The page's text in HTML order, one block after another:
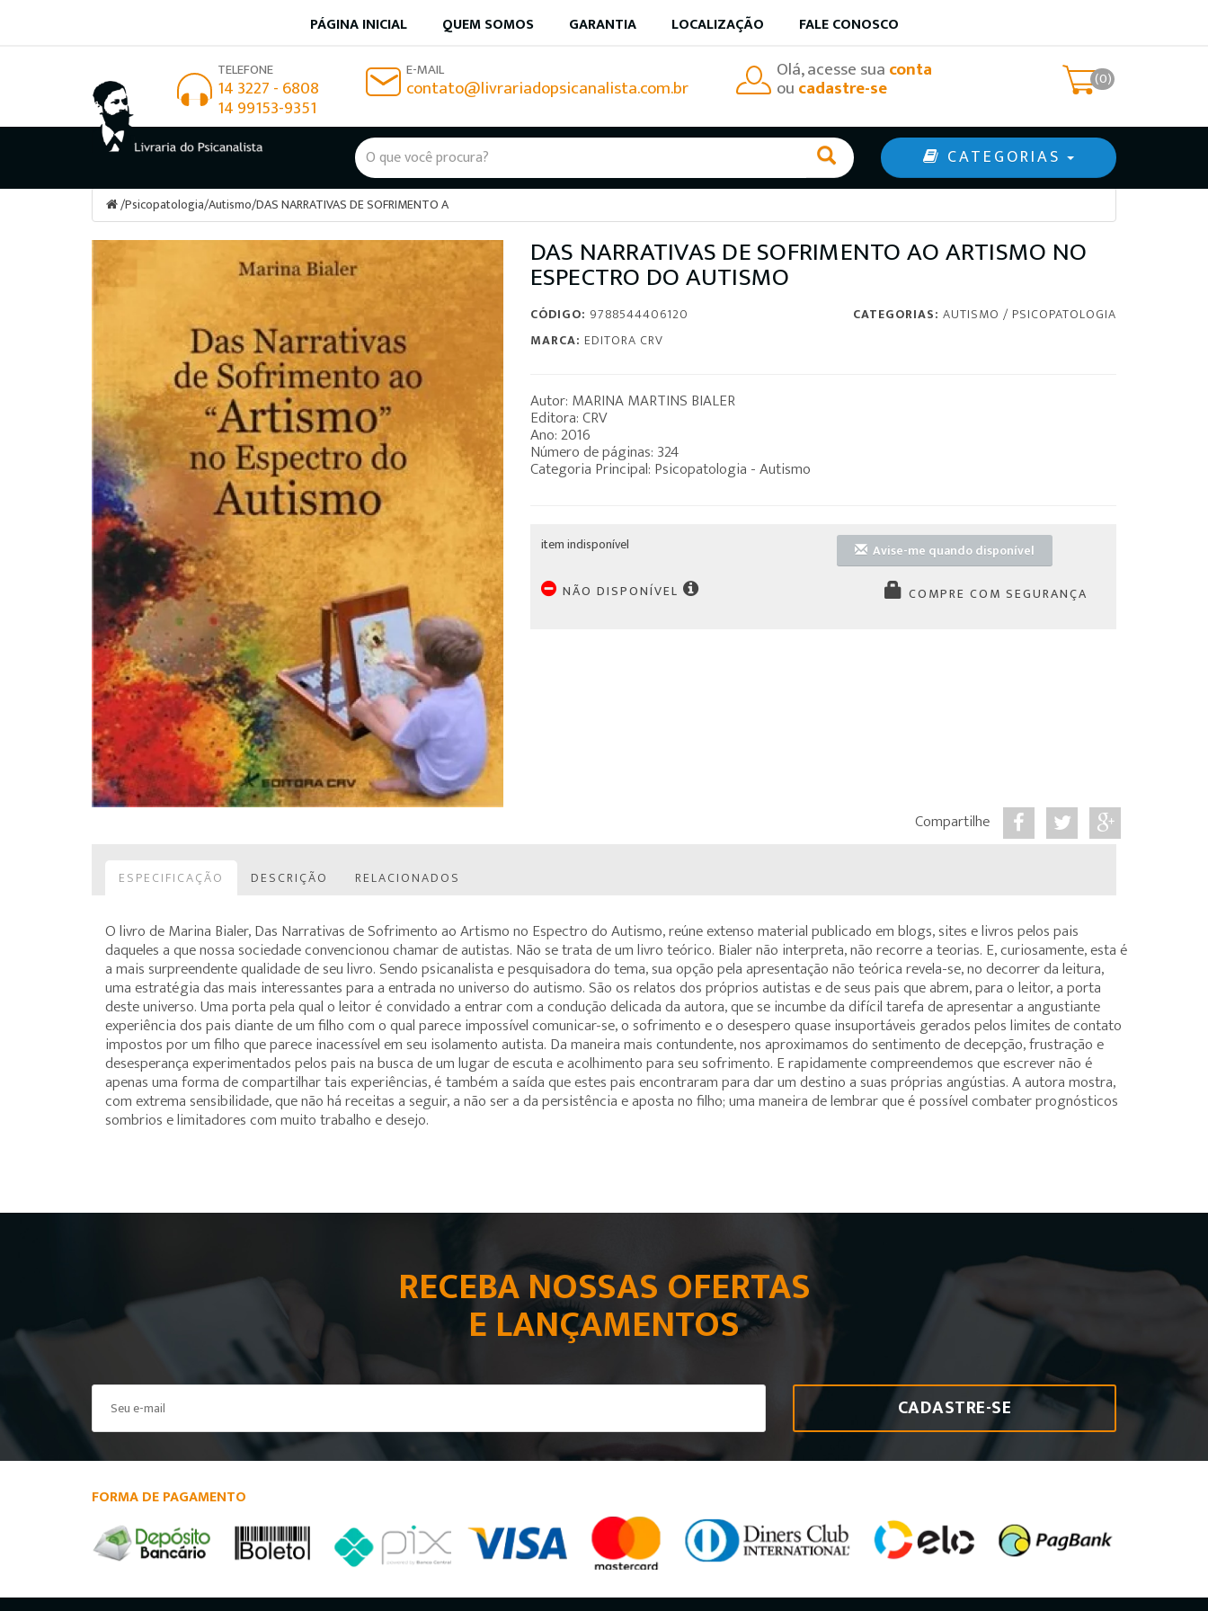
PÁGINA INICIAL QUEM SOMOS GARANTIA LOCALIZAÇÃO FALE CONOSCO
TELEFONE
14 3227 - 6808
14 99153-9351
E-MAIL
contato@livrariadopsicanalista.com.br
Olá, acesse suaconta
oucadastre-se (0)
CATEGORIAS
/Psicopatologia/Autismo/DAS NARRATIVAS DE SOFRIMENTO A
DAS NARRATIVAS DE SOFRIMENTO AO ARTISMO NO
ESPECTRO DO AUTISMO
CÓDIGO: 9788544406120 CATEGORIAS: AUTISMO / PSICOPATOLOGIA
MARCA: EDITORA CRV
Autor: MARINA MARTINS BIALER
Editora: CRV
Ano: 2016
Número de páginas: 324
Categoria Principal: Psicopatologia - Autismo
item indisponível
Avise-me quando disponível
NÃO DISPONÍVEL
COMPRE COM SEGURANÇA
Compartilhe
ESPECIFICAÇÃO DESCRIÇÃO RELACIONADOS
O livro de Marina Bialer, Das Narrativas de Sofrimento ao Artismo no Espectro do Autismo, reúne extenso material publicado em blogs, sites e livros pelos pais
daqueles a que nossa sociedade convencionou chamar de autistas. Não se trata de um livro teórico. Bialer não interpreta, não recorre a teorias. E, curiosamente, esta é
a mais surpreendente qualidade de seu livro. Sendo psicanalista e pesquisadora do tema, sua opção pela apresentação não teórica revela-se, no decorrer da leitura,
uma estratégia das mais interessantes para a entrada no universo do autismo. São os relatos dos próprios autistas e de seus pais que abrem, para o leitor, a porta
deste universo. Uma porta pela qual o leitor é convidado a entrar com a condução delicada da autora, que se incumbe da difícil tarefa de apresentar a angustiante
experiência dos pais diante de um filho com o qual parece impossível comunicar-se, o sofrimento e o desespero quase insuportáveis gerados pelos limites de contato
impostos por um filho que parece inacessível em seu isolamento autista. Da maneira mais contundente, nos aproximamos do sentimento de decepção, frustração e
desesperança experimentados pelos pais na busca de um lugar de escuta e acolhimento para seu sofrimento. E rapidamente compreendemos que escrever não é
apenas uma forma de compartilhar tais experiências, é também a saída que estes pais encontraram para dar um destino a suas próprias angústias. A autora mostra,
com extrema sensibilidade, que não há receitas a seguir, a não ser a da persistência e aposta no filho; uma maneira de lembrar que é possível combater prognósticos
sombrios e limitadores com muito trabalho e desejo.
RECEBA NOSSAS OFERTAS
E LANÇAMENTOS
CADASTRE-SE
FORMA DE PAGAMENTO